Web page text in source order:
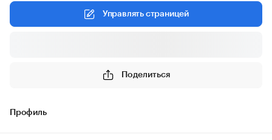
Управлять страницей
Поделиться
Профиль